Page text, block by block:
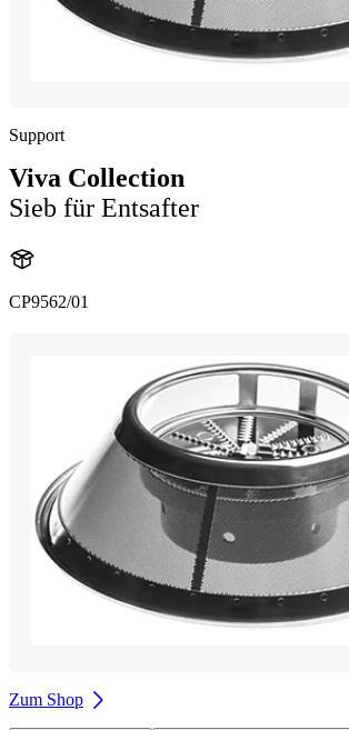
Support
Viva Collection
Sieb für Entsafter
CP9562/01
Zum Shop